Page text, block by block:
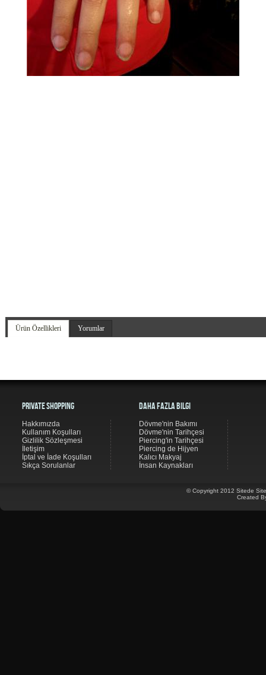
Ürün Özellikleri Yorumlar
Private Shopping
Hakkımızda
Kullanım Koşulları
Gizlilik Sözleşmesi
İletişim
İptal ve İade Koşulları
Sıkça Sorulanlar
© Copyright 2012 Sitede
Created
Daha Fazla Bilgi
Dövme'nin Bakımı
Dövme'nin Tarihçesi
Piercing'in Tarihçesi
Piercing de Hijyen
Kalıcı Makyaj
İnsan Kaynakları